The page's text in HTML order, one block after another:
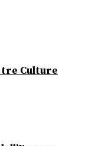
tre Culture